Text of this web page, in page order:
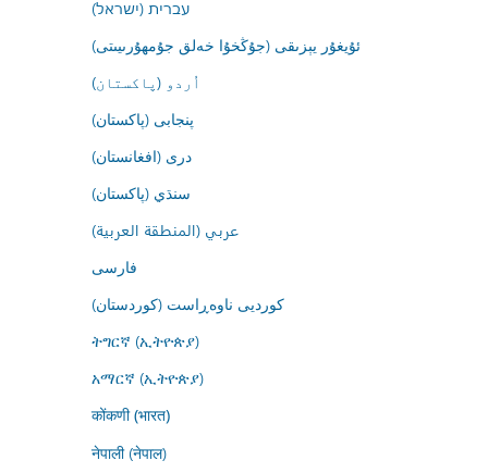
עברית (ישראל)
ئۇيغۇر يېزىقى (جۇڭخۇا خەلق جۇمھۇرىيىتى)
اُردو (پاکستان)
پنجابی (پاکستان)
درى (افغانستان)
سنڌي (پاکستان)
عربي (المنطقة العربية)
فارسى
کوردیی ناوەڕاست (کوردستان)
ትግርኛ (ኢትዮጵያ)
አማርኛ (ኢትዮጵያ)
कोंकणी (भारत)
नेपाली (नेपाल)